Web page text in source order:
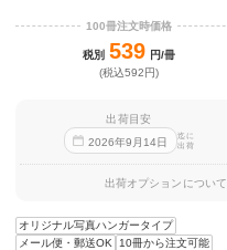
100冊注文時価格
税別 539 円/冊
(税込592円)
出荷目安
2026年9 月 14日
迄に
出荷
出荷オプションについて
オリジナル写真ハンガータイプ
メール便・郵送OK
10冊から注文可能